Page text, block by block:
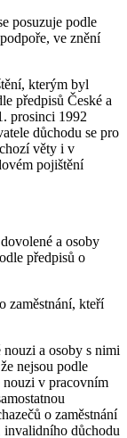
posuzuje podle
ve znění
kterým byl
předpisů České a
prosinci 1992
důchodu se pro
věty i v
pojištění
a osoby
předpisů o
zaměstnání, kteří
a osoby s nimi
nejsou podle
v pracovním
o zaměstnání
invalidního důchodu